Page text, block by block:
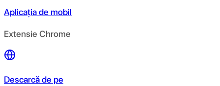
Aplicația de mobil
Extensie Chrome
Descarcă de pe